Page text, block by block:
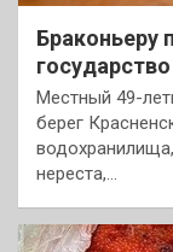
Браконьеру
государство
Местный 49-
берег
нереста,…